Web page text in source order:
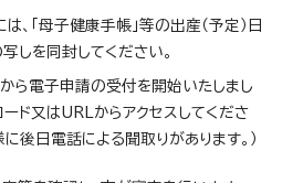
、「母子健康手帳」等の出産（予定）日
しを同封してください。
ら電子申請の受付を開始いたしまし
ード又はURLからアクセスしてくださ
に後日電話による聞取りがあります。）